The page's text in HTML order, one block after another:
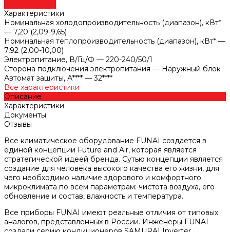
Характеристики
Номинальная холодопроизводительность (диапазон), кВт*
— 7,20 (2,09-9,65)
Номинальная теплопроизводительность (диапазон), кВт* —
7,92 (2,00-10,00)
Электропитание, В/Гц/Ф — 220-240/50/1
Сторона подключения электропитания — Наружный блок
Автомат защиты, А**** — 32****
Все характеристики
Описание
Характеристики
Документы
Отзывы
Все климатическое оборудование FUNAI создается в
единой концепции Future and Air, которая является
стратегической идеей бренда. Сутью концепции является
создание для человека высокого качества его жизни, для
чего необходимо наличие здорового и комфортного
микроклимата по всем параметрам: чистота воздуха, его
обновление и состав, влажность и температура.
Все приборы FUNAI имеют реальные отличия от типовых
аналогов, представленных в России. Инженеры FUNAI